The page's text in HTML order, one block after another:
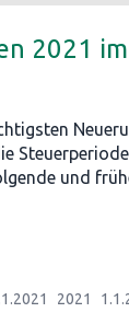
2021
und
2021